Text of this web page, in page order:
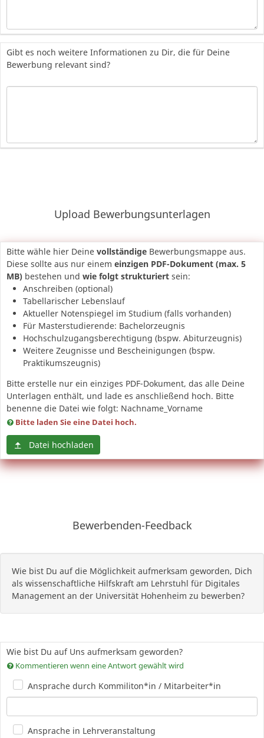
Gibt es noch weitere Informationen zu Dir, die für Deine
Bewerbung relevant sind?
Upload Bewerbungsunterlagen
Bitte wähle hier Deine vollständige Bewerbungsmappe aus.
Diese sollte aus nur einem einzigen PDF-Dokument (max. 5
MB) bestehen und wie folgt strukturiert sein:
Anschreiben (optional)
Tabellarischer Lebenslauf
Aktueller Notenspiegel im Studium (falls vorhanden)
Für Masterstudierende: Bachelorzeugnis
Hochschulzugangsberechtigung (bspw. Abiturzeugnis)
Weitere Zeugnisse und Bescheinigungen (bspw.
Praktikumszeugnis)
Bitte erstelle nur ein einziges PDF-Dokument, das alle Deine
Unterlagen enthält, und lade es anschließend hoch. Bitte
benenne die Datei wie folgt: Nachname_Vorname
Bitte laden Sie eine Datei hoch.
Datei hochladen
Bewerbenden-Feedback
Wie bist Du auf die Möglichkeit aufmerksam geworden, Dich
als wissenschaftliche Hilfskraft am Lehrstuhl für Digitales
Management an der Universität Hohenheim zu bewerben?
Wie bist Du auf Uns aufmerksam geworden?
Kommentieren wenn eine Antwort gewählt wird
Ansprache durch Kommiliton*in / Mitarbeiter*in
Ansprache in Lehrveranstaltung